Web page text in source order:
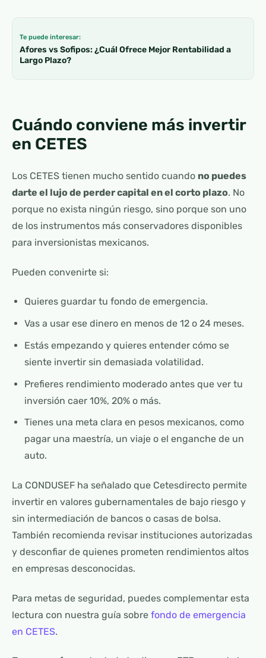
Te puede interesar:
Afores vs Sofipos: ¿Cuál Ofrece Mejor Rentabilidad a
Largo Plazo?
Cuándo conviene más invertir
en CETES
Los CETES tienen mucho sentido cuando no puedes
darte el lujo de perder capital en el corto plazo. No
porque no exista ningún riesgo, sino porque son uno
de los instrumentos más conservadores disponibles
para inversionistas mexicanos.
Pueden convenirte si:
Quieres guardar tu fondo de emergencia.
Vas a usar ese dinero en menos de 12 o 24 meses.
Estás empezando y quieres entender cómo se
siente invertir sin demasiada volatilidad.
Prefieres rendimiento moderado antes que ver tu
inversión caer 10%, 20% o más.
Tienes una meta clara en pesos mexicanos, como
pagar una maestría, un viaje o el enganche de un
auto.
La CONDUSEF ha señalado que Cetesdirecto permite
invertir en valores gubernamentales de bajo riesgo y
sin intermediación de bancos o casas de bolsa.
También recomienda revisar instituciones autorizadas
y desconfiar de quienes prometen rendimientos altos
en empresas desconocidas.
Para metas de seguridad, puedes complementar esta
lectura con nuestra guía sobre fondo de emergencia
en CETES.